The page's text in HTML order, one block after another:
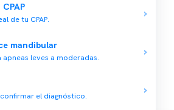
Somno. Todos los derechos reservados.
de tu CPAP.
mandibular
apneas leves a moderadas.
el diagnóstico.